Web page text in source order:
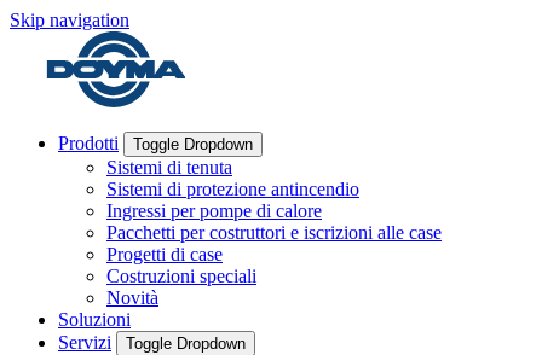
Skip navigation
Prodotti Toggle Dropdown
Sistemi di tenuta
Sistemi di protezione antincendio
Ingressi per pompe di calore
Pacchetti per costruttori e iscrizioni alle case
Progetti di case
Costruzioni speciali
Novità
Soluzioni
Servizi
Toggle Dropdown